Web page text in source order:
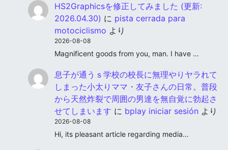
HS2Graphicsを修正してみました (更新:
2026.04.30) に pista cerrada para
motociclismo より
2026-08-08
Magnificent goods from you, man. I have …
息子が通うｓ学校の校長に無理やりヤラれて
しまった小太りママ・友子さんの日常。普段
から天然炸裂で周囲の男達を無自覚に勃起さ
せてしまいます に bplay iniciar sesión より
2026-08-08
Hi, its pleasant article regarding media…